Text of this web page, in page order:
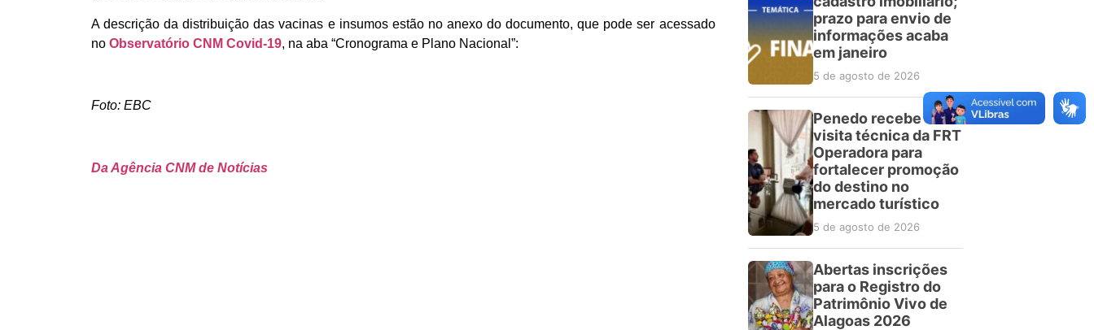
A descrição da distribuição das vacinas e insumos estão no anexo do documento, que pode ser acessado
no Observatório CNM Covid-19, na aba “Cronograma e Plano Nacional”:
Foto: EBC
Da Agência CNM de Notícias
prazo para envio de
informações acaba
em janeiro
5 de agosto de 2026
Penedo recebe
visita técnica da FRT
Operadora para
fortalecer promoção
do destino no
mercado turístico
5 de agosto de 2026
Abertas inscrições
para o Registro do
Patrimônio Vivo de
Alagoas 2026